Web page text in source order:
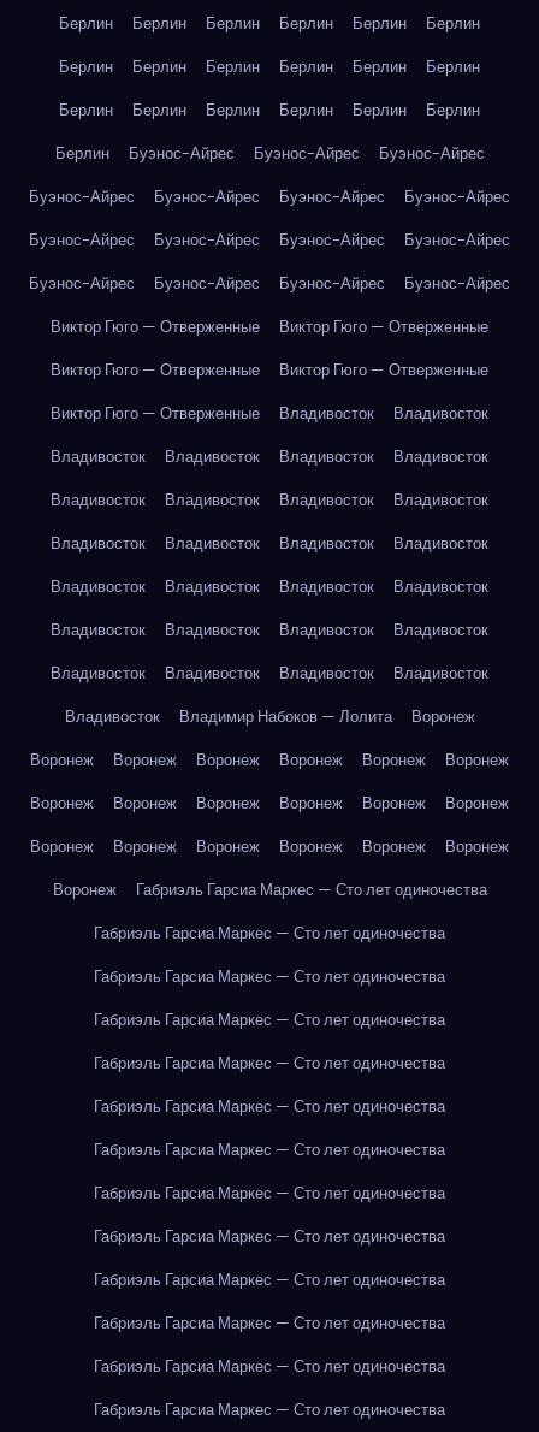
Берлин Берлин Берлин Берлин Берлин
Берлин
Берлин
Берлин Берлин Берлин Берлин
Берлин
Берлин
Берлин Берлин Берлин Берлин
Берлин
Берлин
Буэнос-Айрес Буэнос-Айрес
Буэнос-Айрес
Буэнос-Айрес
Буэнос-Айрес Буэнос-Айрес
Буэнос-Айрес
Буэнос-Айрес
Буэнос-Айрес Буэнос-Айрес
Буэнос-Айрес
Буэнос-Айрес
Буэнос-Айрес Буэнос-Айрес
Буэнос-Айрес
Виктор Гюго — Отверженные
Виктор Гюго — Отверженные
Виктор Гюго — Отверженные
Виктор Гюго — Отверженные
Виктор Гюго — Отверженные
Владивосток
Владивосток
Владивосток
Владивосток Владивосток
Владивосток
Владивосток
Владивосток Владивосток
Владивосток
Владивосток
Владивосток Владивосток
Владивосток
Владивосток
Владивосток Владивосток
Владивосток
Владивосток
Владивосток Владивосток
Владивосток
Владивосток
Владивосток Владивосток
Владивосток
Владивосток
Владимир Набоков — Лолита
Воронеж
Воронеж
Воронеж Воронеж Воронеж Воронеж
Воронеж
Воронеж
Воронеж Воронеж Воронеж Воронеж
Воронеж
Воронеж
Воронеж Воронеж Воронеж Воронеж
Воронеж
Воронеж
Габриэль Гарсиа Маркес — Сто лет одиночества
Габриэль Гарсиа Маркес — Сто лет одиночества
Габриэль Гарсиа Маркес — Сто лет одиночества
Габриэль Гарсиа Маркес — Сто лет одиночества
Габриэль Гарсиа Маркес — Сто лет одиночества
Габриэль Гарсиа Маркес — Сто лет одиночества
Габриэль Гарсиа Маркес — Сто лет одиночества
Габриэль Гарсиа Маркес — Сто лет одиночества
Габриэль Гарсиа Маркес — Сто лет одиночества
Габриэль Гарсиа Маркес — Сто лет одиночества
Габриэль Гарсиа Маркес — Сто лет одиночества
Габриэль Гарсиа Маркес — Сто лет одиночества
Габриэль Гарсиа Маркес — Сто лет одиночества